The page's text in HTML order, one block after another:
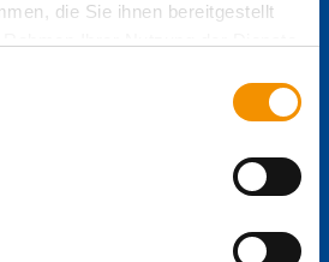
die Sie ihnen bereitgestellt